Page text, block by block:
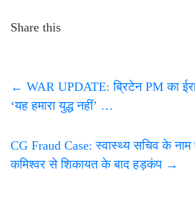
Share this
← WAR UPDATE: ब्रिटेन PM का
‘यह हमारा युद्ध नहीं’ …
CG Fraud Case: स्वास्थ्य सचिव के
कमिश्वर से शिकायत के बाद हड़कंप →